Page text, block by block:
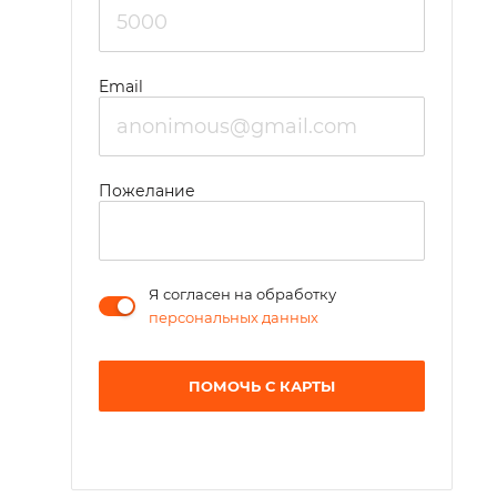
Email
Пожелание
Я согласен на обработку
персональных данных
ПОМОЧЬ С КАРТЫ